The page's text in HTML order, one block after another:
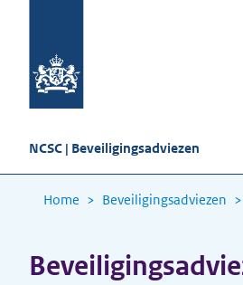
NCSC | Beveiligingsadviezen
Home Beveiligingsadviezen